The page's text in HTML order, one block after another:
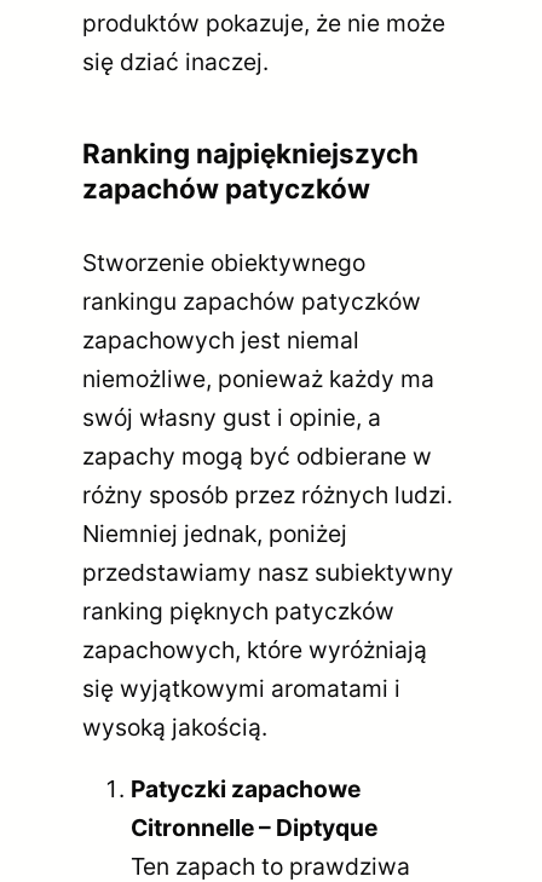
produktów pokazuje, że nie może
się dziać inaczej.
Ranking najpiękniejszych
zapachów patyczków
Stworzenie obiektywnego
rankingu zapachów patyczków
zapachowych jest niemal
niemożliwe, ponieważ każdy ma
swój własny gust i opinie, a
zapachy mogą być odbierane w
różny sposób przez różnych ludzi.
Niemniej jednak, poniżej
przedstawiamy nasz subiektywny
ranking pięknych patyczków
zapachowych, które wyróżniają
się wyjątkowymi aromatami i
wysoką jakością.
Patyczki zapachowe
Citronnelle – Diptyque
Ten zapach to prawdziwa